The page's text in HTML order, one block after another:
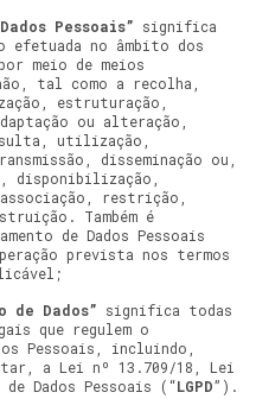
Pessoais” significa
efetuada no âmbito dos
meio de meios
tal como a recolha,
estruturação,
ou alteração,
utilização,
disseminação ou,
disponibilização,
restrição,
Também é
de Dados Pessoais
prevista nos termos
de Dados” significa todas
que regulem o
Pessoais, incluindo,
a Lei nº 13.709/18, Lei
Dados Pessoais (“LGPD”).